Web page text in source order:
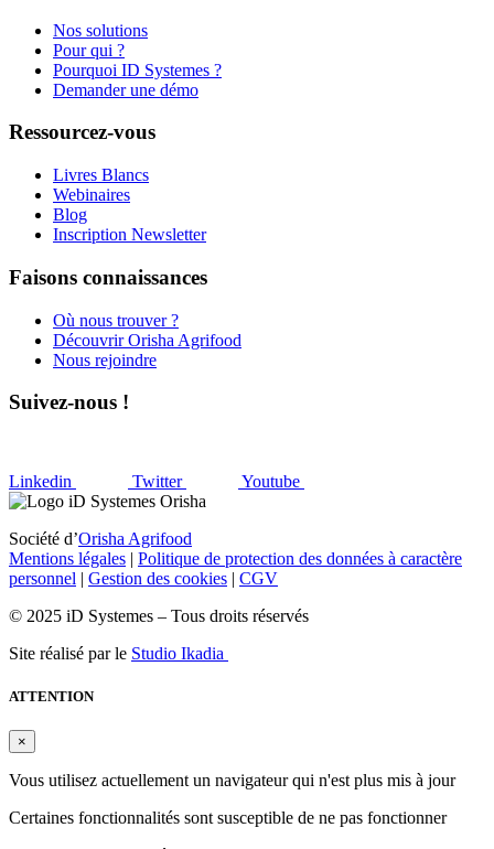
Nos solutions
Pour qui ?
Pourquoi ID Systemes ?
Demander une démo
Ressourcez-vous
Livres Blancs
Webinaires
Blog
Inscription Newsletter
Faisons connaissances
Où nous trouver ?
Découvrir Orisha Agrifood
Nous rejoindre
Suivez-nous !
Linkedin Twitter Youtube
Société d’Orisha Agrifood
Mentions légales | Politique de protection des données à caractère
personnel | Gestion des cookies | CGV
© 2025 iD Systemes – Tous droits réservés
Site réalisé par le Studio Ikadia
ATTENTION
×
Vous utilisez actuellement un navigateur qui n'est plus mis à jour
Certaines fonctionnalités sont susceptible de ne pas fonctionner